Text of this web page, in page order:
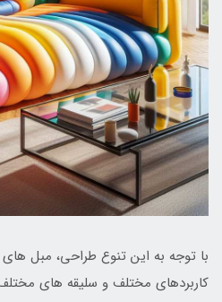
با توجه به این تنوع طراحی، مبل
کاربردهای مختلف و سلیقه های مختلف